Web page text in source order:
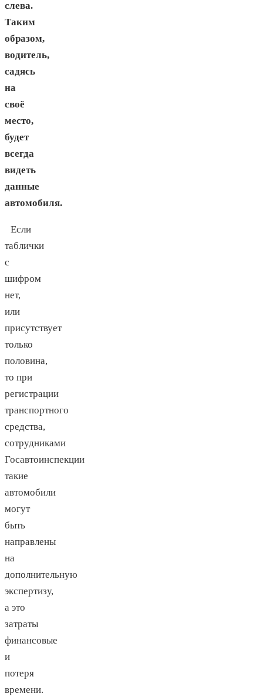
слева.
Таким
образом,
водитель,
садясь
на
своё
место,
будет
всегда
видеть
данные
автомобиля.
Если
таблички
с
шифром
нет,
или
присутствует
только
половина,
то при
регистрации
транспортного
средства,
сотрудниками
Госавтоинспекции
такие
автомобили
могут
быть
направлены
на
дополнительную
экспертизу,
а это
затраты
финансовые
и
потеря
времени.